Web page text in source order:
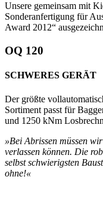
Unsere gemeinsam mit
Sonderanfertigung für
Award 2012“
OQ 120
SCHWERES GERÄT
Der größte
Sortiment passt für
und 1250 kNm
»Bei Abrissen müssen
verlassen können. Die
selbst schwierigsten
ohne!«